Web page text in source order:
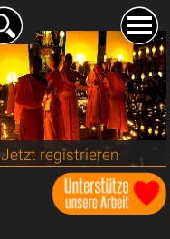
Jetzt registrieren